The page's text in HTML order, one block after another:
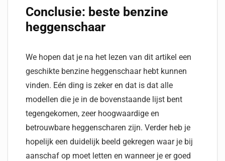
Conclusie: beste benzine
heggenschaar
We hopen dat je na het lezen van dit artikel een
geschikte benzine heggenschaar hebt kunnen
vinden. Eén ding is zeker en dat is dat alle
modellen die je in de bovenstaande lijst bent
tegengekomen, zeer hoogwaardige en
betrouwbare heggenscharen zijn. Verder heb je
hopelijk een duidelijk beeld gekregen waar je bij
aanschaf op moet letten en wanneer je er goed